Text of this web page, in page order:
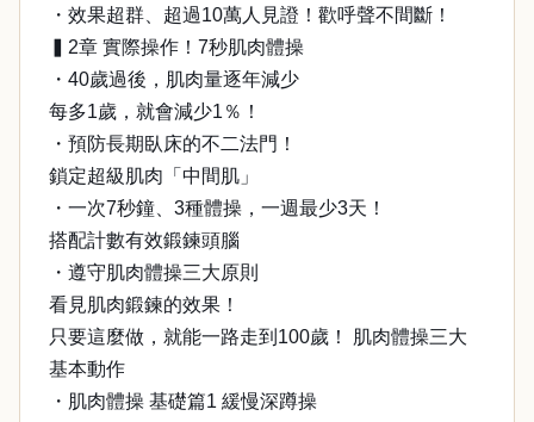
・效果超群、超過10萬人見證！歡呼聲不間斷！
▍2章 實際操作！7秒肌肉體操
・40歲過後，肌肉量逐年減少
每多1歲，就會減少1％！
・預防長期臥床的不二法門！
鎖定超級肌肉「中間肌」
・一次7秒鐘、3種體操，一週最少3天！
搭配計數有效鍛鍊頭腦
・遵守肌肉體操三大原則
看見肌肉鍛鍊的效果！
只要這麼做，就能一路走到100歲！ 肌肉體操三大
基本動作
・肌肉體操 基礎篇1 緩慢深蹲操